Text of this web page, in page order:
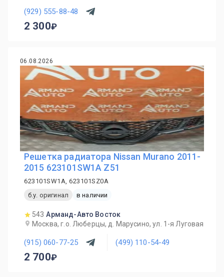
(929) 555-88-48
2 300
06.08.2026
Решетка радиатора Nissan Murano 2011-
2015 623101SW1A Z51
623101SW1A, 623101SZ0A
б.у. оригинал
в наличии
543 Арманд-Авто Восток
Москва, г.о. Люберцы, д. Марусино, ул. 1-я Луговая
(915) 060-77-25 (499) 110-54-49
2 700